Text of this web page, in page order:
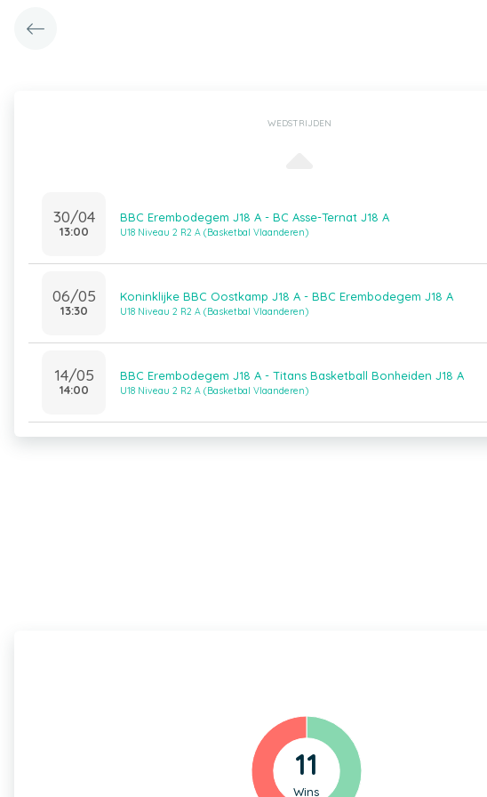
WEDSTRIJDEN
30/04
13:00
BBC Erembodegem J18 A - BC Asse-Ternat J18 A
U18 Niveau 2 R2 A (Basketbal Vlaanderen)
06/05
13:30
Koninklijke BBC Oostkamp J18 A - BBC Erembodegem J18 A
U18 Niveau 2 R2 A (Basketbal Vlaanderen)
14/05
14:00
BBC Erembodegem J18 A - Titans Basketball Bonheiden J18 A
U18 Niveau 2 R2 A (Basketbal Vlaanderen)
11
Wins